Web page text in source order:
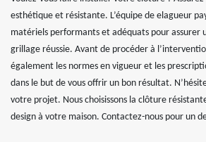
esthétique et résistante. L’équipe de elagueur
matériels performants et adéquats pour assurer
grillage réussie. Avant de procéder à
également les normes en vigueur et les
dans le but de vous offrir un bon résultat.
votre projet. Nous choisissons la clôture
design à votre maison. Contactez-nous pour un